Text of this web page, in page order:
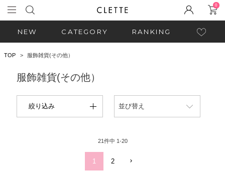
0
NEW CATEGORY RANKING
TOP 服飾雑貨(その他）
服飾雑貨(その他）
絞り込み 並び替え
21件中 1-20
1 2